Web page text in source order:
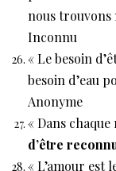
nous trouvons
Inconnu
« Le besoin
besoin d’eau
Anonyme
« Dans
d’être
« L’amour est